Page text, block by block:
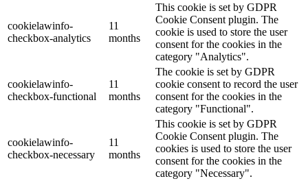
cookielawinfo-
checkbox-analytics
11
months
This cookie is set by GDPR
Cookie Consent plugin. The
cookie is used to store the user
consent for the cookies in the
category "Analytics".
cookielawinfo-
checkbox-functional
11
months
The cookie is set by GDPR
cookie consent to record the user
consent for the cookies in the
category "Functional".
cookielawinfo-
checkbox-necessary
11
months
This cookie is set by GDPR
Cookie Consent plugin. The
cookies is used to store the user
consent for the cookies in the
category "Necessary".